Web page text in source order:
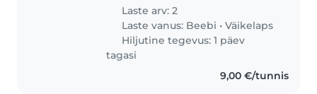
Laste arv: 2
Laste vanus: Beebi •Väikelaps
Hiljutine tegevus: 1 päev
tagasi
9,00 €/tunnis